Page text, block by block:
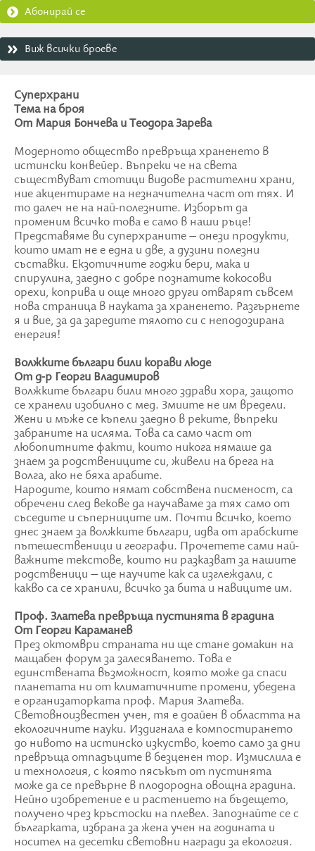
Абонирай се
Виж всички броеве
Суперхрани
Тема на броя
От Мария Бончева и Теодора Зарева
Модерното общество превръща храненето в
истински конвейер. Въпреки че на света
съществуват стотици видове растителни храни,
ние акцентираме на незначителна част от тях. И
то далеч не на най-полезните. Изборът да
променим всичко това е само в наши ръце!
Представяме ви суперхраните – онези продукти,
които имат не е една и две, а дузини полезни
съставки. Екзотичните годжи бери, мака и
спирулина, заедно с добре познатите кокосови
орехи, коприва и още много други отварят съвсем
нова страница в науката за храненето. Разгърнете
я и вие, за да заредите тялото си с неподозирана
енергия!
Волжките българи били корави люде
От д-р Георги Владимиров
Волжките българи били много здрави хора, защото
се хранели изобилно с мед. Змиите не им вредели.
Жени и мъже се къпели заедно в реките, въпреки
забраните на исляма. Това са само част от
любопитните факти, които никога нямаше да
знаем за родствениците си, живели на брега на
Волга, ако не бяха арабите.
Народите, които нямат собствена писменост, са
обречени след векове да научаваме за тях само от
съседите и съперниците им. Почти всичко, което
днес знаем за волжките българи, идва от арабските
пътешественици и географи. Прочетете сами най-
важните текстове, които ни разказват за нашите
родственици – ще научите как са изглеждали, с
какво са се хранили, всичко за бита и навиците им.
Проф. Златева превръща пустинята в градина
От Георги Караманев
През октомври страната ни ще стане домакин на
мащабен форум за залесяването. Това е
единствената възможност, която може да спаси
планетата ни от климатичните промени, убедена
е организаторката проф. Мария Златева.
Световноизвестен учен, тя е доайен в областта на
екологичните науки. Издигнала е компостирането
до нивото на истинско изкуство, което само за дни
превръща отпадъците в безценен тор. Измислила е
и технология, с която пясъкът от пустинята
може да се превърне в плодородна овощна градина.
Нейно изобретение е и растението на бъдещето,
получено чрез кръстоски на плевел. Запознайте се с
българката, избрана за жена учен на годината и
носител на десетки световни награди за екология.